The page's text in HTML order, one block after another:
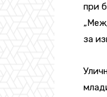
при
за